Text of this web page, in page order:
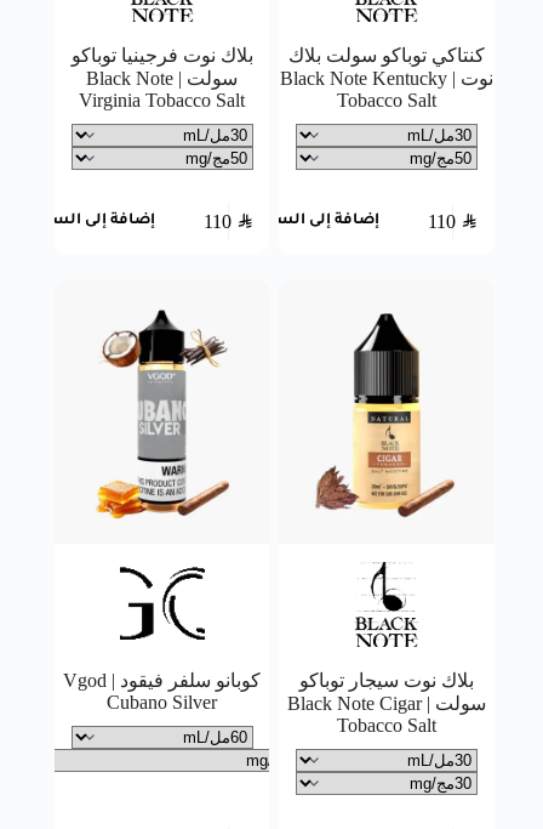
كنتاكي توباكو سولت بلاك
نوت | Black Note Kentucky
Tobacco Salt
110 SAR إضافة إلى السلة
بلاك نوت فرجينيا توباكو
سولت | Black Note
Virginia Tobacco Salt
110 SAR إضافة إلى السلة
بلاك نوت سيجار توباكو
سولت | Black Note Cigar
Tobacco Salt
كوبانو سلفر فيقود | Vgod
Cubano Silver